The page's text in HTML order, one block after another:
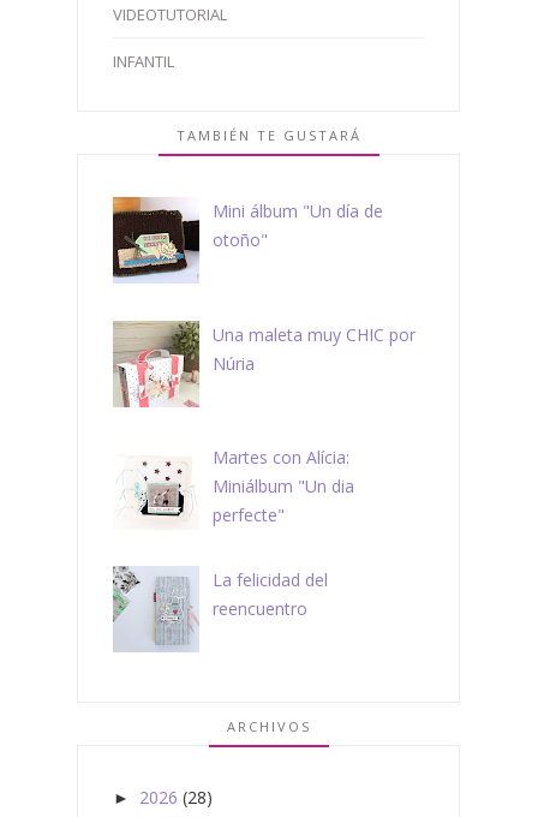
VIDEOTUTORIAL
INFANTIL
TAMBIÉN TE GUSTARÁ
Mini álbum "Un día de
otoño"
Una maleta muy CHIC por
Núria
Martes con Alícia:
Miniálbum "Un dia
perfecte"
La felicidad del
reencuentro
ARCHIVOS
► 2026 (28)